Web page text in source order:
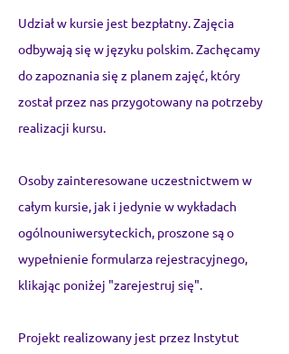
Udział w kursie jest bezpłatny. Zajęcia
odbywają się w języku polskim. Zachęcamy
do zapoznania się z planem zajęć, który
został przez nas przygotowany na potrzeby
realizacji kursu.
Osoby zainteresowane uczestnictwem w
całym kursie, jak i jedynie w wykładach
ogólnouniwersyteckich, proszone są o
wypełnienie formularza rejestracyjnego,
klikając poniżej "zarejestruj się".
Projekt realizowany jest przez Instytut